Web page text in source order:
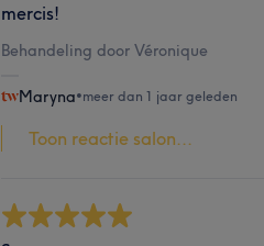
mercis!
Behandeling door Véronique
Maryna•meer dan 1 jaar geleden
Toon reactie salon...